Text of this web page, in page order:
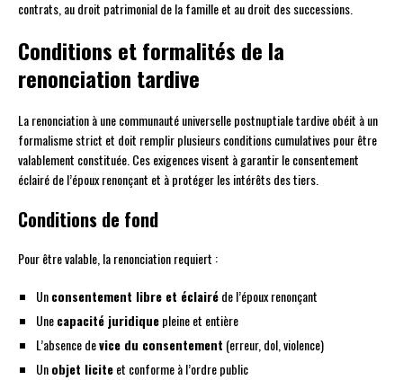
contrats, au droit patrimonial de la famille et au droit des successions.
Conditions et formalités de la
renonciation tardive
La renonciation à une communauté universelle postnuptiale tardive obéit à un
formalisme strict et doit remplir plusieurs conditions cumulatives pour être
valablement constituée. Ces exigences visent à garantir le consentement
éclairé de l’époux renonçant et à protéger les intérêts des tiers.
Conditions de fond
Pour être valable, la renonciation requiert :
Unconsentement libre et éclairéde l’époux renonçant
Unecapacité juridiquepleine et entière
L’absence device du consentement (erreur, dol, violence)
Unobjet liciteet conforme à l’ordre public